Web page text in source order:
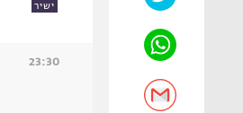
ישיר
23:30